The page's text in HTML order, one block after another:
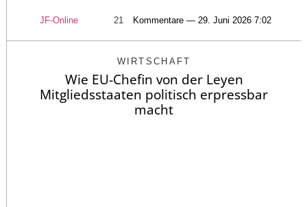
JF-Online 21 Kommentare — 29. Juni 2026 7:02
WIRTSCHAFT
Wie EU-Chefin von der Leyen
Mitgliedsstaaten politisch erpressbar
macht